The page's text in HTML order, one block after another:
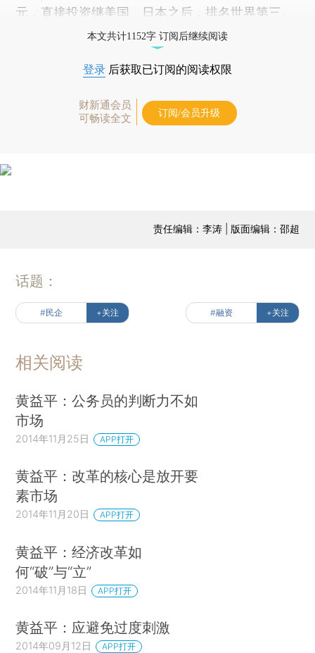
元，直接投资继美国、日本之后，排名世界第三。
本文共计1152字 订阅后继续阅读
登录 后获取已订阅的阅读权限
财新通会员
可畅读全文
订阅/会员升级
责任编辑：李涛 | 版面编辑：邵超
话题：
#民企 +关注 #融资 +关注
相关阅读
黄益平：公务员的判断力不如
市场
2014年11月25日 APP打开
黄益平：改革的核心是放开要
素市场
2014年11月20日 APP打开
黄益平：经济改革如
何“破”与“立”
2014年11月18日 APP打开
黄益平：应避免过度刺激
2014年09月12日 APP打开